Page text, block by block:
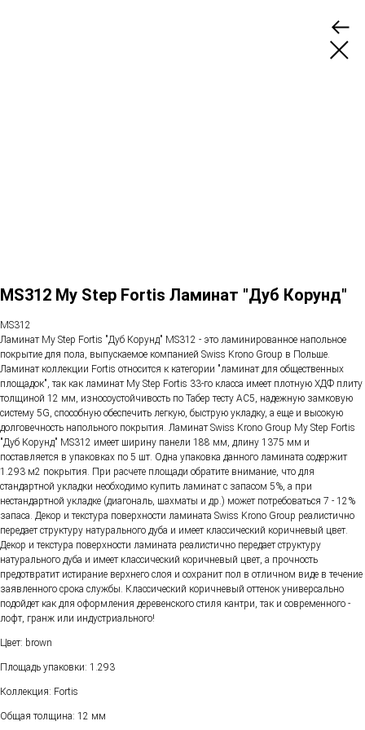
MS312 My Step Fortis Ламинат "Дуб Корунд"
MS312
Ламинат My Step Fortis "Дуб Корунд" MS312 - это ламинированное напольное
покрытие для пола, выпускаемое компанией Swiss Krono Group в Польше.
Ламинат коллекции Fortis относится к категории "ламинат для общественных
площадок", так как ламинат My Step Fortis 33-го класса имеет плотную ХДФ плиту
толщиной 12 мм, износоустойчивость по Табер тесту AC5, надежную замковую
систему 5G, способную обеспечить легкую, быструю укладку, а еще и высокую
долговечность напольного покрытия. Ламинат Swiss Krono Group My Step Fortis
"Дуб Корунд" MS312 имеет ширину панели 188 мм, длину 1375 мм и
поставляется в упаковках по 5 шт. Одна упаковка данного ламината содержит
1.293 м2 покрытия. При расчете площади обратите внимание, что для
стандартной укладки необходимо купить ламинат с запасом 5%, а при
нестандартной укладке (диагональ, шахматы и др.) может потребоваться 7 - 12%
запаса. Декор и текстура поверхности ламината Swiss Krono Group реалистично
передает структуру натурального дуба и имеет классический коричневый цвет.
Декор и текстура поверхности ламината реалистично передает структуру
натурального дуба и имеет классический коричневый цвет, а прочность
предотвратит истирание верхнего слоя и сохранит пол в отличном виде в течение
заявленного срока службы. Классический коричневый оттенок универсально
подойдет как для оформления деревенского стиля кантри, так и современного -
лофт, гранж или индустриального!
Цвет: brown
Площадь упаковки: 1.293
Коллекция: Fortis
Общая толщина: 12 мм